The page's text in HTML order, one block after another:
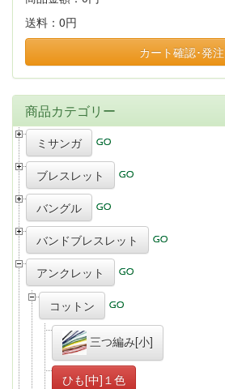
送料： 0円
カート確認･発注
商品カテゴリー
ミサンガ
ブレスレット
バングル
バンドブレスレット
アンクレット
コットン
三つ編み[小]
ひも[中]１色